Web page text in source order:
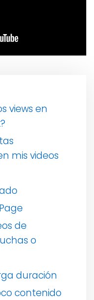
views en
mis videos
de
o
duración
contenido